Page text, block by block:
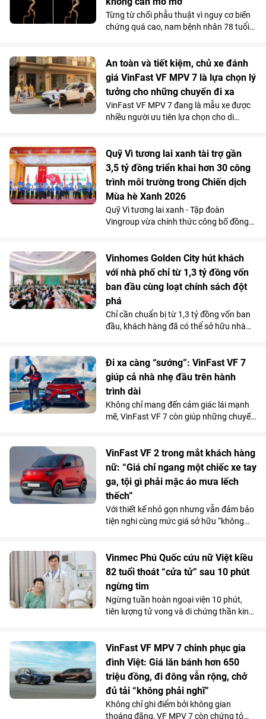
phí sử dụng thấp đến khó tin giúp mẫu
MPV điện vừa trở thành “xe ruột” của
anh trong công việc, vừa phục vụ trọn
Từng từ chối phẫu thuật vì nguy cơ biến
chứng quá cao, nam bệnh nhân 78 tuổi
các bác sĩ Vinmec Times City điều trị
thành công. Bí quyết nằm ở kỹ thuật tái
tạo hệ thống mạch tạng mà không cần
mở ngực hay mở bụng.
An toàn và tiết kiệm, chủ xe đánh
giá VinFast VF MPV 7 là lựa chọn lý
tưởng cho những chuyến đi xa
VinFast VF MPV 7 đang là mẫu xe được
nhiều người ưu tiên lựa chọn cho di
mà vẫn tiết kiệm chi phí.
Quỹ Vì tương lai xanh tài trợ gần
3,5 tỷ đồng triển khai hơn 30 công
trình môi trường trong Chiến dịch
Mùa hè Xanh 2026
Quỹ Vì tương lai xanh - Tập đoàn
Vingroup vừa chính thức công bố đồng
Nguồn lực này sẽ được sử dụng để triển
khai hơn 30 công trình môi trường cộng
đồng tại 11 tỉnh, thành phố, góp phần cải
thiện điều kiện sống, bảo vệ môi trường
và mang lại lợi ích cho hơn 100.000
người dân trên cả nước.
Vinhomes Golden City hút khách
với nhà phố chỉ từ 1,3 tỷ đồng vốn
ban đầu cùng loạt chính sách đột
phá
Chỉ cần chuẩn bị từ 1,3 tỷ đồng vốn ban
đầu, khách hàng đã có thể sở hữu nhà
tâm cùng chính sách hỗ trợ lãi suất tốt
bậc nhất thị trường từ chủ đầu tư đang
giúp dự án thu hút người mua ở thực lẫn
nhà đầu tư tìm kiếm sản phẩm có khả
năng khai thác kinh doanh và tăng giá
lâu dài.
Đi xa càng “sướng”: VinFast VF 7
giúp cả nhà nhẹ đầu trên hành
trình dài
Không chỉ mang đến cảm giác lái mạnh
mẽ, VinFast VF 7 còn giúp những chuyến
lái trên mọi cung đường.
VinFast VF 2 trong mắt khách hàng
nữ: “Giá chỉ ngang một chiếc xe tay
ga, tội gì phải mặc áo mưa lếch
thếch”
Với thiết kế nhỏ gọn nhưng vẫn đảm bảo
tiện nghi cùng mức giá sở hữu “không
đồng phái đẹp trước ngày mở cổng chính
thức vào 15/7.
Vinmec Phú Quốc cứu nữ Việt kiều
82 tuổi thoát “cửa tử” sau 10 phút
ngừng tim
Ngừng tuần hoàn ngoại viện 10 phút,
tiên lượng tử vong và di chứng thần kinh
cuộc sống bình thường chỉ sau một tuần
điều trị tại Bệnh viện Đa khoa Vinmec
Phú Quốc.
VinFast VF MPV 7 chinh phục gia
đình Việt: Giá lăn bánh hơn 650
triệu đồng, đi đông vẫn rộng, chở
đủ tải “không phải nghĩ”
Không chỉ ghi điểm bởi không gian
thoáng đãng, VF MPV 7 còn chứng tỏ